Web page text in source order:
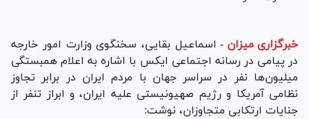
خبرگزاری میزان - اسماعیل بقایی، سخنگوی وزارت امور خارجه
در پیامی در رسانه اجتماعی ایکس با اشاره به اعلام همبستگی
میلیون‌ها نفر در سراسر جهان با مردم ایران در برابر تجاوز
نظامی آمریکا و رژیم صهیونیستی علیه ایران، و ابراز تنفر از
جنایات ارتکابی متجاوزان، نوشت: